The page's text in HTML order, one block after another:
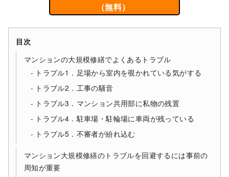
（無料）
目次
マンションの大規模修繕でよくあるトラブル
トラブル1．足場から室内を覗かれている気がする
トラブル2．工事の騒音
トラブル3．マンション共用部に私物の残置
トラブル4．駐車場・駐輪場に車両が残っている
トラブル5．不審者が紛れ込む
マンション大規模修繕のトラブルを回避するには事前の
周知が重要